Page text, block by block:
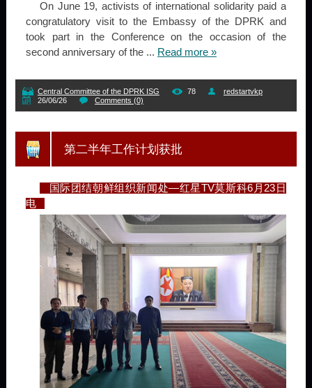
On June 19, activists of international solidarity paid a
congratulatory visit to the Embassy of the DPRK and
took part in the Conference on the occasion of the
second anniversary of the ... Read more »
Central Committee of the DPRK ISG 78
redstartvkp
26/06/26
Comments (0)
第二半年工作计划获批
国际团结朝鲜组织新闻处—红星TV莫斯科6月23日
电